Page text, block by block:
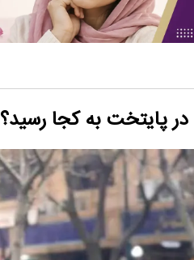
در پایتخت به کجا رسید؟